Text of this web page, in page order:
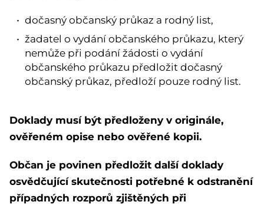
dočasný občanský průkaz a rodný list,
žadatel o vydání občanského průkazu, který
nemůže při podání žádosti o vydání
občanského průkazu předložit dočasný
občanský průkaz, předloží pouze rodný list.
Doklady musí být předloženy v originále,
ověřeném opise nebo ověřené kopii.
Občan je povinen předložit další doklady
osvědčující skutečnosti potřebné k odstranění
případných rozporů zjištěných při